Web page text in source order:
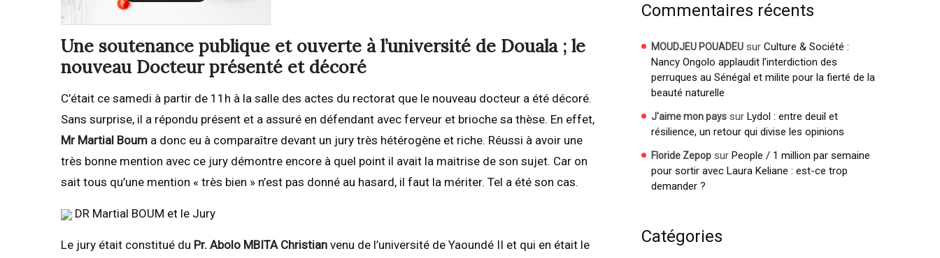
Une soutenance publique et ouverte à l’université de Douala ; le
nouveau Docteur présenté et décoré
C’était ce samedi à partir de 11h à la salle des actes du rectorat que le nouveau docteur a été décoré.
Sans surprise, il a répondu présent et a assuré en défendant avec ferveur et brioche sa thèse. En effet,
Mr Martial Boum a donc eu à comparaître devant un jury très hétérogène et riche. Réussi à avoir une
très bonne mention avec ce jury démontre encore à quel point il avait la maitrise de son sujet. Car on
sait tous qu’une mention « très bien » n’est pas donné au hasard, il faut la mériter. Tel a été son cas.
DR Martial BOUM et le Jury
Le jury était constitué du Pr. Abolo MBITA Christian venu de l’université de Yaoundé II et qui en était le
Commentaires récents
MOUDJEU POUADEU sur Culture & Société :
Nancy Ongolo applaudit l’interdiction des
perruques au Sénégal et milite pour la fierté de la
beauté naturelle
J'aime mon pays sur Lydol : entre deuil et
résilience, un retour qui divise les opinions
Floride Zepop sur People / 1 million par semaine
pour sortir avec Laura Keliane : est-ce trop
demander ?
Catégories